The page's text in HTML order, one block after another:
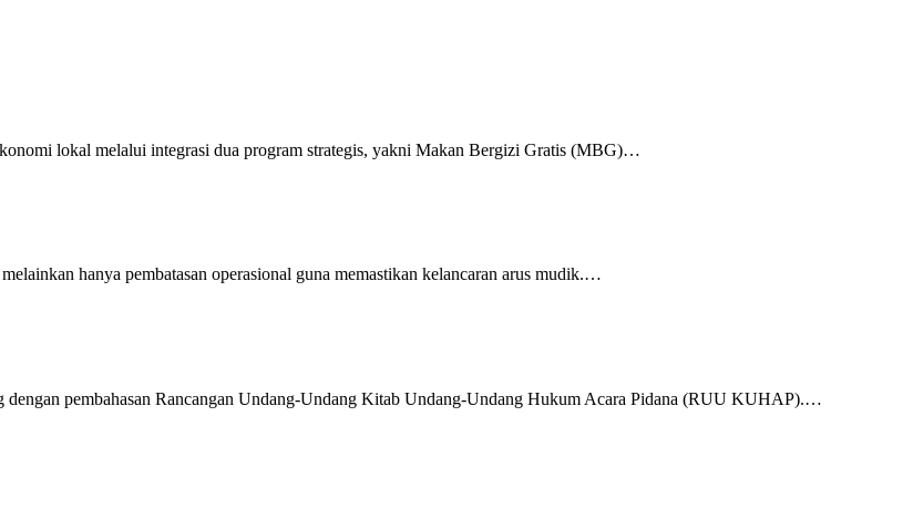
lokal melalui integrasi dua program strategis, yakni Makan Bergizi Gratis (MBG)…
hanya pembatasan operasional guna memastikan kelancaran arus mudik.…
pembahasan Rancangan Undang-Undang Kitab Undang-Undang Hukum Acara Pidana (RUU KUHAP).…